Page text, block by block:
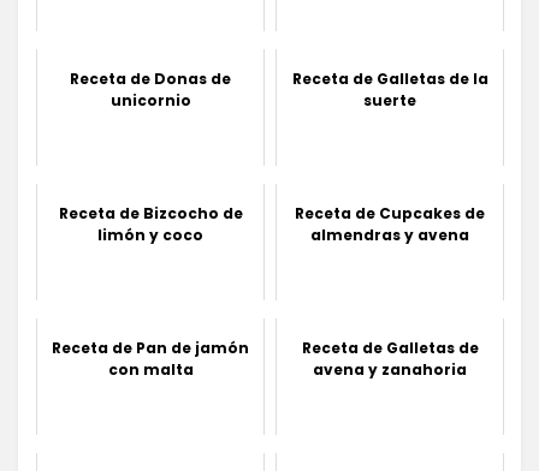
Receta de Donas de
unicornio
Receta de Galletas de la
suerte
Receta de Bizcocho de
limón y coco
Receta de Cupcakes de
almendras y avena
Receta de Pan de jamón
con malta
Receta de Galletas de
avena y zanahoria